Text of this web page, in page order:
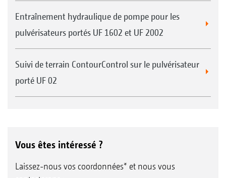
Entraînement hydraulique de pompe pour les
pulvérisateurs portés UF 1602 et UF 2002
Suivi de terrain ContourControl sur le pulvérisateur
porté UF 02
Vous êtes intéressé ?
Laissez-nous vos coordonnées* et nous vous